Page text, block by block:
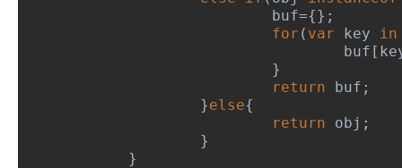
buf={};
for ( var key in
buf [
}
return buf ;
}else{
return obj ;
}
}